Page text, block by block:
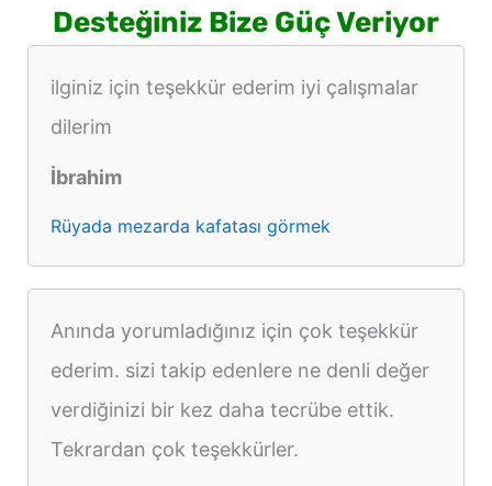
Desteğiniz Bize Güç Veriyor
ilginiz için teşekkür ederim iyi çalışmalar
dilerim
İbrahim
Rüyada mezarda kafatası görmek
Anında yorumladığınız için çok teşekkür
ederim. sizi takip edenlere ne denli değer
verdiğinizi bir kez daha tecrübe ettik.
Tekrardan çok teşekkürler.